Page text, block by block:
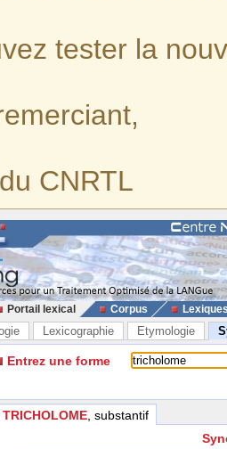
tester la
CNRTL
Portail lexical Corpus
Lexicographie Etymologie
Entrez une forme
TRICHOLOME , substantif